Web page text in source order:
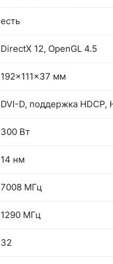
есть
DirectX 12, OpenGL 4.5
192x111x37 мм
DVI-D, поддержка HDCP,
300 Вт
14 нм
7008 МГц
1290 МГц
32